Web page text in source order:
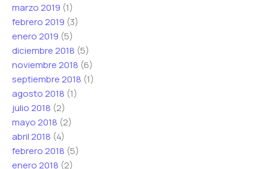
marzo 2019 (1)
febrero 2019 (3)
enero 2019 (5)
diciembre 2018 (5)
noviembre 2018 (6)
septiembre 2018 (1)
agosto 2018 (1)
julio 2018 (2)
mayo 2018 (2)
abril 2018 (4)
febrero 2018 (5)
enero 2018 (2)